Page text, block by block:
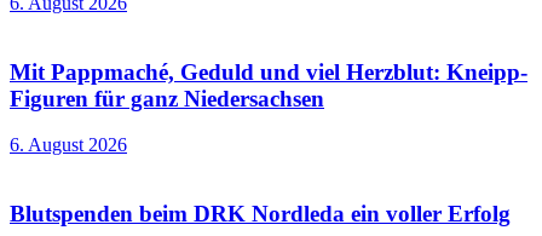
Mit Pappmaché, Geduld und viel Herzblut: Kneipp-
Figuren für ganz Niedersachsen
6. August 2026
Blutspenden beim DRK Nordleda ein voller Erfolg